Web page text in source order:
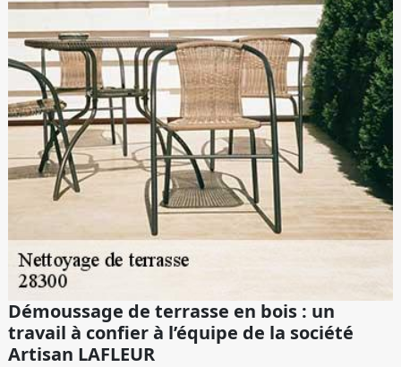
Démoussage de terrasse en bois : un
travail à confier à l’équipe de la société
Artisan LAFLEUR